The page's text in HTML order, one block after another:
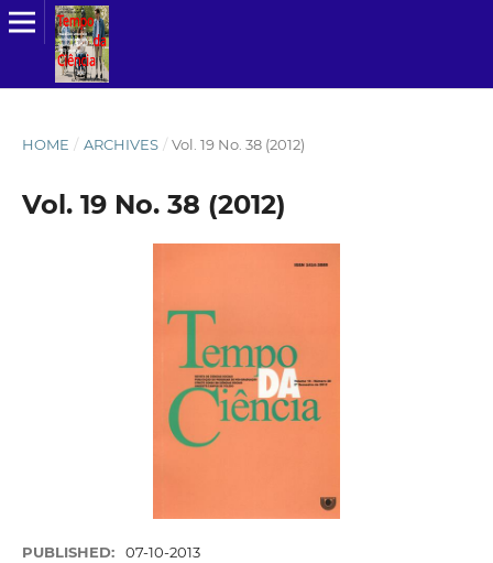
HOME / ARCHIVES / Vol. 19 No. 38 (2012)
Vol. 19 No. 38 (2012)
PUBLISHED: 07-10-2013